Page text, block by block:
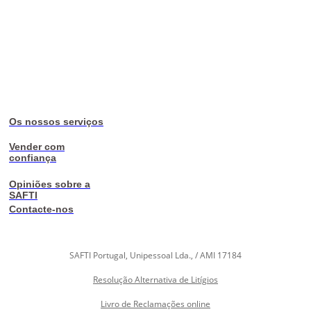
Os nossos serviços
Vender com
confiança
Opiniões sobre a
SAFTI
Contacte-nos
SAFTI Portugal, Unipessoal Lda., / AMI 17184
Resolução Alternativa de Litígios
Livro de Reclamações online